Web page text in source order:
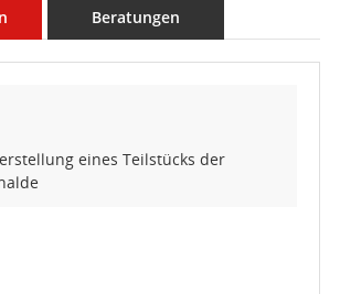
Beratungen
eines Teilstücks der